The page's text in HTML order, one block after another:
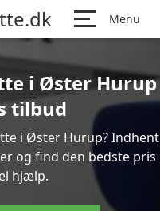
Menu
i Øster Hurup
tilbud
i Øster Hurup? Indhent
og find den bedste pris
hjælp.